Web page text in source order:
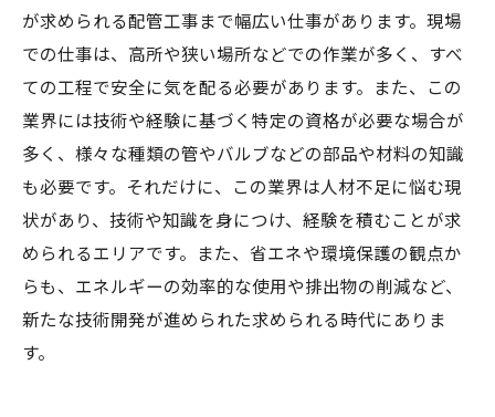
が求められる配管工事まで幅広い仕事があります。現場
での仕事は、高所や狭い場所などでの作業が多く、すべ
ての工程で安全に気を配る必要があります。また、この
業界には技術や経験に基づく特定の資格が必要な場合が
多く、様々な種類の管やバルブなどの部品や材料の知識
も必要です。それだけに、この業界は人材不足に悩む現
状があり、技術や知識を身につけ、経験を積むことが求
められるエリアです。また、省エネや環境保護の観点か
らも、エネルギーの効率的な使用や排出物の削減など、
新たな技術開発が進められた求められる時代にありま
す。